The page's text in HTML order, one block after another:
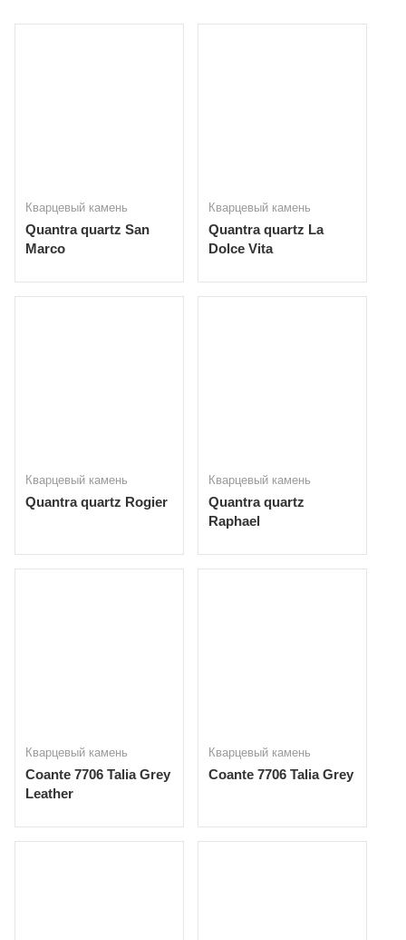
Кварцевый камень
Quantra quartz San
Marco
Кварцевый камень
Quantra quartz La
Dolce Vita
Кварцевый камень
Quantra quartz Rogier
Кварцевый камень
Quantra quartz
Raphael
Кварцевый камень
Coante 7706 Talia Grey
Leather
Кварцевый камень
Coante 7706 Talia Grey